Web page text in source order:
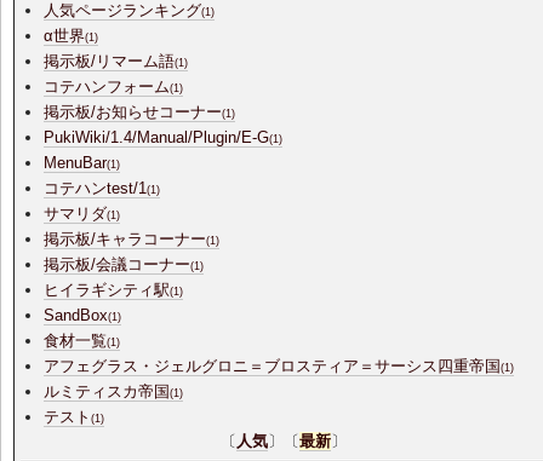
人気ページランキング(1)
α世界(1)
掲示板/リマーム語(1)
コテハンフォーム(1)
掲示板/お知らせコーナー(1)
PukiWiki/1.4/Manual/Plugin/E-G(1)
MenuBar(1)
コテハンtest/1(1)
サマリダ(1)
掲示板/キャラコーナー(1)
掲示板/会議コーナー(1)
ヒイラギシティ駅(1)
SandBox(1)
食材一覧(1)
アフェグラス・ジェルグロニ＝ブロスティア＝サーシス四重帝国(1)
ルミティスカ帝国(1)
テスト(1)
〔 人気〕〔最新〕